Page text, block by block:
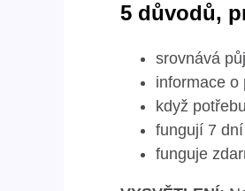
5 důvodů,
srovnává
informace o
když
fungují 7
funguje